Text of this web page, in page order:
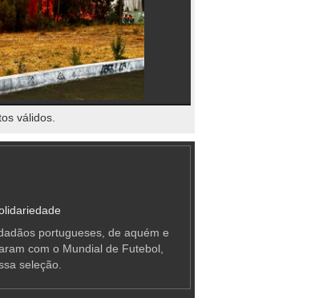
válidos.
portugueses, de aquém e
com o Mundial de Futebol,
seleção.